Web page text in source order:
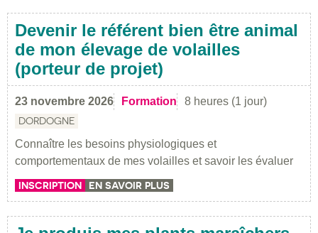
Devenir le référent bien être animal
de mon élevage de volailles
(porteur de projet)
23 novembre 2026 Formation 8 heures (1 jour)
DORDOGNE
Connaître les besoins physiologiques et
comportementaux de mes volailles et savoir les évaluer
INSCRIPTION EN SAVOIR PLUS